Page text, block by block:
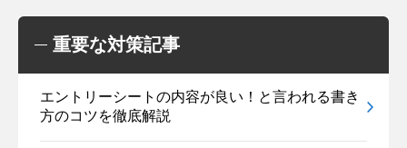
重要な対策記事
エントリーシートの内容が良い！と言われる書き
方のコツを徹底解説